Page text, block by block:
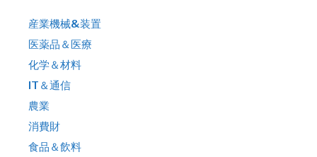
産業機械&装置
医薬品＆医療
化学＆材料
IT＆通信
農業
消費財
食品＆飲料